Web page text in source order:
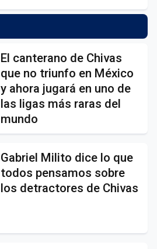
El canterano de Chivas
que no triunfo en México
y ahora jugará en uno de
las ligas más raras del
mundo
Gabriel Milito dice lo que
todos pensamos sobre
los detractores de Chivas